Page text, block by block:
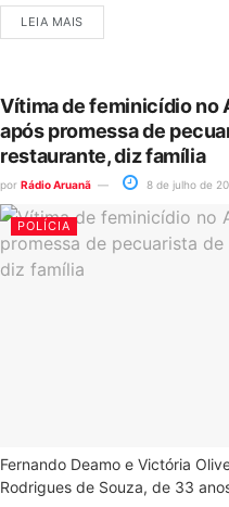
LEIA MAIS
Vítima de feminicídio no
após promessa de
restaurante, diz família
por Rádio Aruanã 8 de julho de
POLÍCIA
Fernando Deamo e Victória
Rodrigues de Souza, de 33